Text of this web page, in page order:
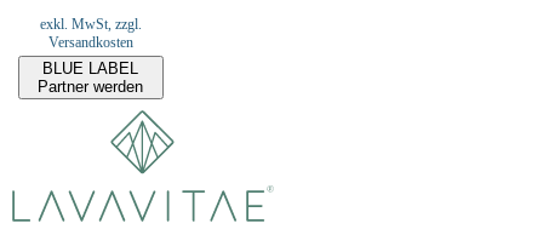
exkl. MwSt, zzgl.
Versandkosten
BLUE LABEL
Partner werden